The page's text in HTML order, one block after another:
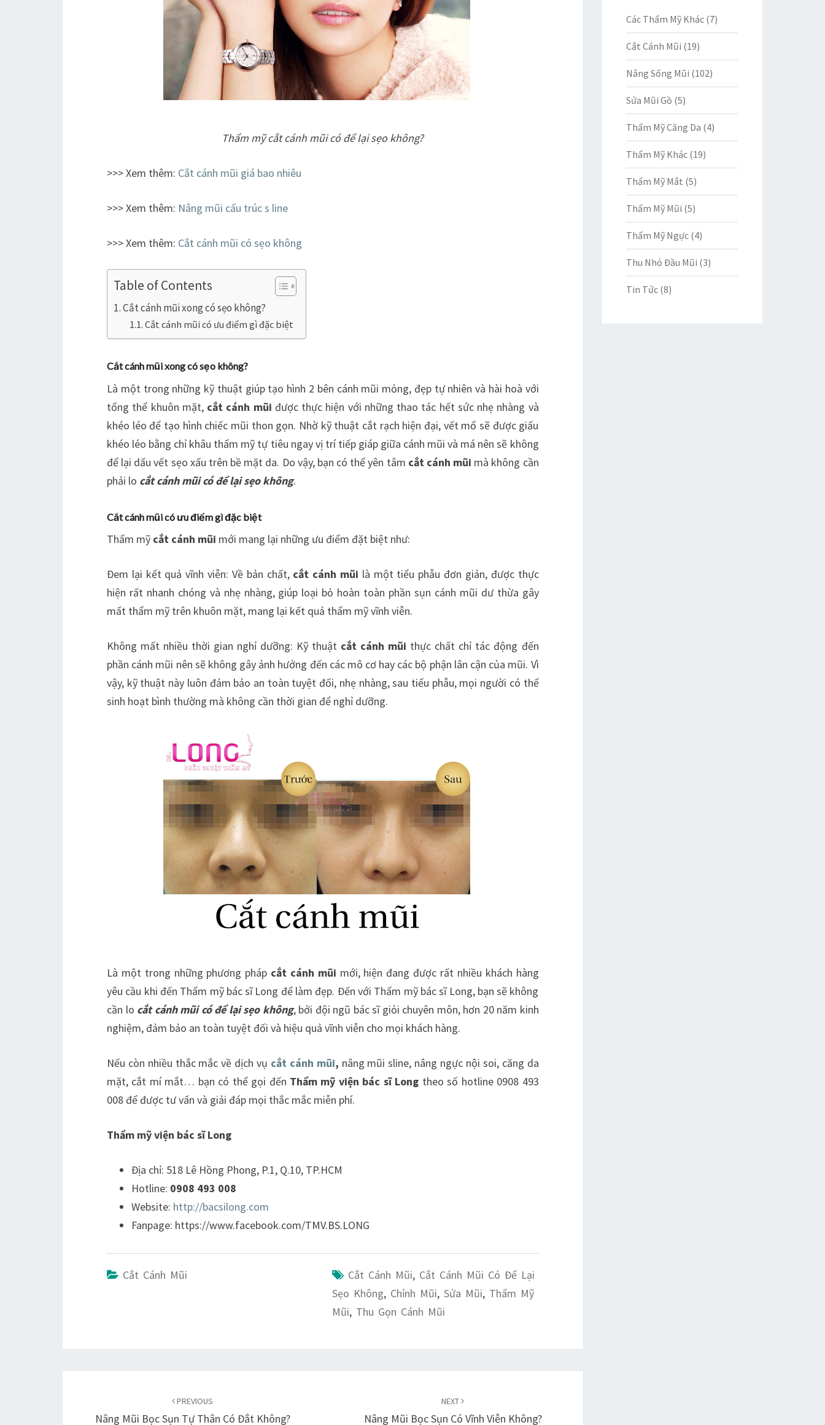
Thẩm mỹ cắt cánh mũi có để lại sẹo không?
>>> Xem thêm: Cắt cánh mũi giá bao nhiêu
>>> Xem thêm: Nâng mũi cấu trúc s line
>>> Xem thêm: Cắt cánh mũi có sẹo không
Table of Contents
Cắt cánh mũi xong có sẹo không?
Cắt cánh mũi có ưu điểm gì đặc biệt
Cắt cánh mũi xong có sẹo không?
Là một trong những kỹ thuật giúp tạo hình 2 bên cánh mũi mỏng, đẹp tự nhiên và hài hoà với
tổng thể khuôn mặt, cắt cánh mũi được thực hiện với những thao tác hết sức nhẹ nhàng và
khéo léo để tạo hình chiếc mũi thon gọn. Nhờ kỹ thuật cắt rạch hiện đại, vết mổ sẽ được giấu
khéo léo bằng chỉ khâu thẩm mỹ tự tiêu ngay vị trí tiếp giáp giữa cánh mũi và má nên sẽ không
để lại dấu vết sẹo xấu trên bề mặt da. Do vậy, bạn có thể yên tâm cắt cánh mũi mà không cần
phải lo cắt cánh mũi có để lại sẹo không.
Cắt cánh mũi có ưu điểm gì đặc biệt
Thẩm mỹ cắt cánh mũi mới mang lại những ưu điểm đặt biệt như:
Đem lại kết quả vĩnh viễn: Về bản chất, cắt cánh mũi là một tiểu phẫu đơn giản, được thực
hiện rất nhanh chóng và nhẹ nhàng, giúp loại bỏ hoàn toàn phần sụn cánh mũi dư thừa gây
mất thẩm mỹ trên khuôn mặt, mang lại kết quả thẩm mỹ vĩnh viễn.
Không mất nhiều thời gian nghỉ dưỡng: Kỹ thuật cắt cánh mũi thực chất chỉ tác động đến
phần cánh mũi nên sẽ không gây ảnh hưởng đến các mô cơ hay các bộ phận lân cận của mũi. Vì
vậy, kỹ thuật này luôn đảm bảo an toàn tuyệt đối, nhẹ nhàng, sau tiểu phẫu, mọi người có thể
sinh hoạt bình thường mà không cần thời gian để nghỉ dưỡng.
Là một trong những phương pháp cắt cánh mũi mới, hiện đang được rất nhiều khách hàng
yêu cầu khi đến Thẩm mỹ bác sĩ Long để làm đẹp. Đến với Thẩm mỹ bác sĩ Long, bạn sẽ không
cần lo cắt cánh mũi có để lại sẹo không, bởi đội ngũ bác sĩ giỏi chuyên môn, hơn 20 năm kinh
nghiệm, đảm bảo an toàn tuyệt đối và hiệu quả vĩnh viễn cho mọi khách hàng.
Nếu còn nhiều thắc mắc về dịch vụ cắt cánh mũi, nâng mũi sline, nâng ngực nội soi, căng da
mặt, cắt mí mắt… bạn có thể gọi đến Thẩm mỹ viện bác sĩ Long theo số hotline 0908 493
008 để được tư vấn và giải đáp mọi thắc mắc miễn phí.
Thẩm mỹ viện bác sĩ Long
Địa chỉ: 518 Lê Hồng Phong, P.1, Q.10, TP.HCM
Hotline: 0908 493 008
Website: http://bacsilong.com
Fanpage: https://www.facebook.com/TMV.BS.LONG
Cắt Cánh Mũi Cắt Cánh Mũi, Cắt Cánh Mũi Có Để Lại
Sẹo Không, Chỉnh Mũi, Sửa Mũi, Thẩm Mỹ
Mũi, Thu Gọn Cánh Mũi
PREVIOUS
Nâng Mũi Bọc Sụn Tự Thân Có Đắt Không?
NEXT
Nâng Mũi Bọc Sụn Có Vĩnh Viễn Không?
Các Thẩm Mỹ Khác(7)
Cắt Cánh Mũi (19)
Nâng Sống Mũi (102)
Sửa Mũi Gồ (5)
Thẩm Mỹ Căng Da (4)
Thẩm Mỹ Khác(19)
Thẩm Mỹ Mắt (5)
Thẩm Mỹ Mũi (5)
Thẩm Mỹ Ngực(4)
Thu Nhỏ Đầu Mũi (3)
Tin Tức(8)